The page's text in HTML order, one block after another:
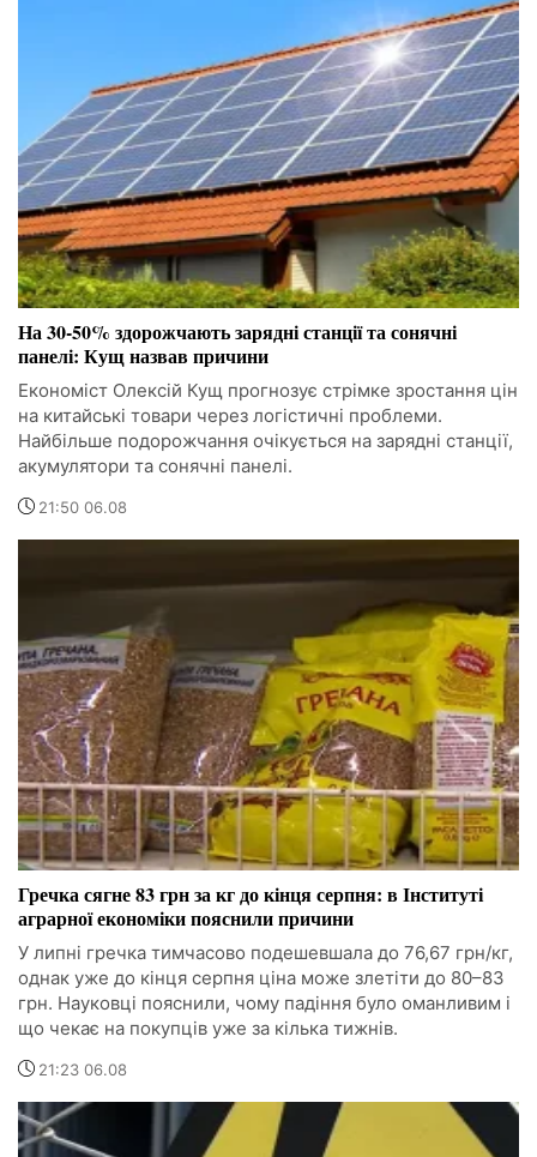
На 30-50% здорожчають зарядні станції та сонячні
панелі: Кущ назвав причини
Економіст Олексій Кущ прогнозує стрімке зростання цін
на китайські товари через логістичні проблеми.
Найбільше подорожчання очікується на зарядні станції,
акумулятори та сонячні панелі.
21:50 06.08
Гречка сягне 83 грн за кг до кінця серпня: в Інституті
аграрної економіки пояснили причини
У липні гречка тимчасово подешевшала до 76,67 грн/кг,
однак уже до кінця серпня ціна може злетіти до 80–83
грн. Науковці пояснили, чому падіння було оманливим і
що чекає на покупців уже за кілька тижнів.
21:23 06.08